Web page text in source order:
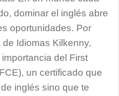
dominar el inglés abre
oportunidades. Por
Idiomas Kilkenny,
del First
un certificado que
inglés sino que te